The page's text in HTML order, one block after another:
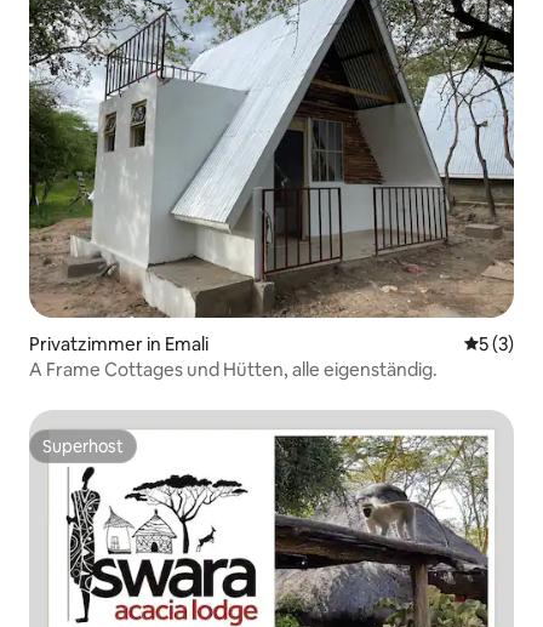
Privatzimmer in Emali
5 (3)
A Frame Cottages und Hütten, alle eigenständig.
Superhost
Superhost